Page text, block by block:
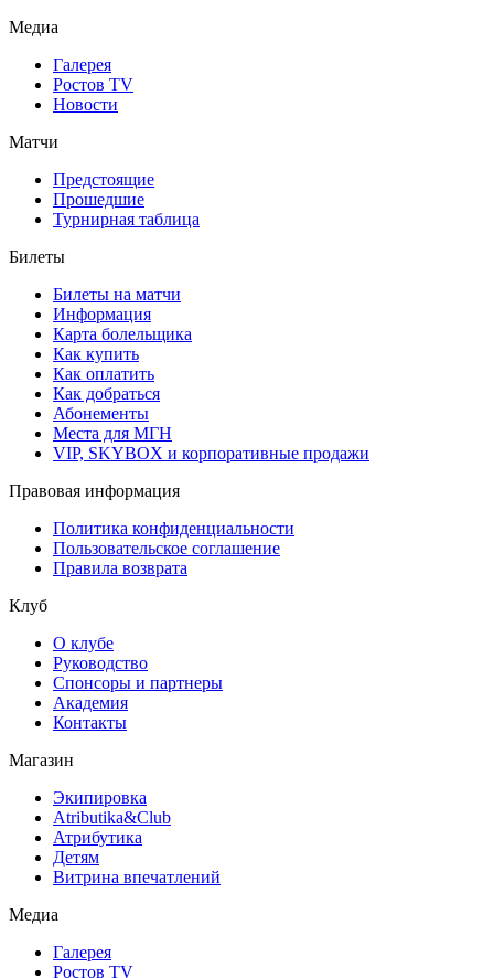
Медиа
Галерея
Ростов TV
Новости
Матчи
Предстоящие
Прошедшие
Турнирная таблица
Билеты
Билеты на матчи
Информация
Карта болельщика
Как купить
Как оплатить
Как добраться
Абонементы
Места для МГН
VIP, SKYBOX и корпоративные продажи
Правовая информация
Политика конфиденциальности
Пользовательское соглашение
Правила возврата
Клуб
О клубе
Руководство
Спонсоры и партнеры
Академия
Контакты
Магазин
Экипировка
Atributika&Club
Атрибутика
Детям
Витрина впечатлений
Медиа
Галерея
Ростов TV